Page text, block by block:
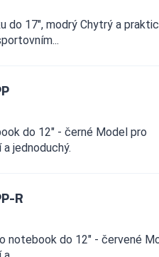
do 17", modrý Chytrý a
do 12" - černé Model pro
jednoduchý.
R
notebook do 12" - červené